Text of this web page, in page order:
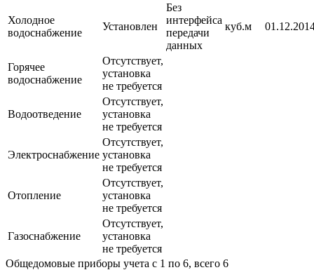
Холодное
водоснабжение
Установлен
Без
интерфейса
передачи
данных
куб.м
Горячее
водоснабжение
Отсутствует,
установка
не требуется
Водоотведение
Отсутствует,
установка
не требуется
Электроснабжение
Отсутствует,
установка
не требуется
Отопление
Отсутствует,
установка
не требуется
Газоснабжение
Отсутствует,
установка
не требуется
Общедомовые приборы учета с 1 по 6, всего 6